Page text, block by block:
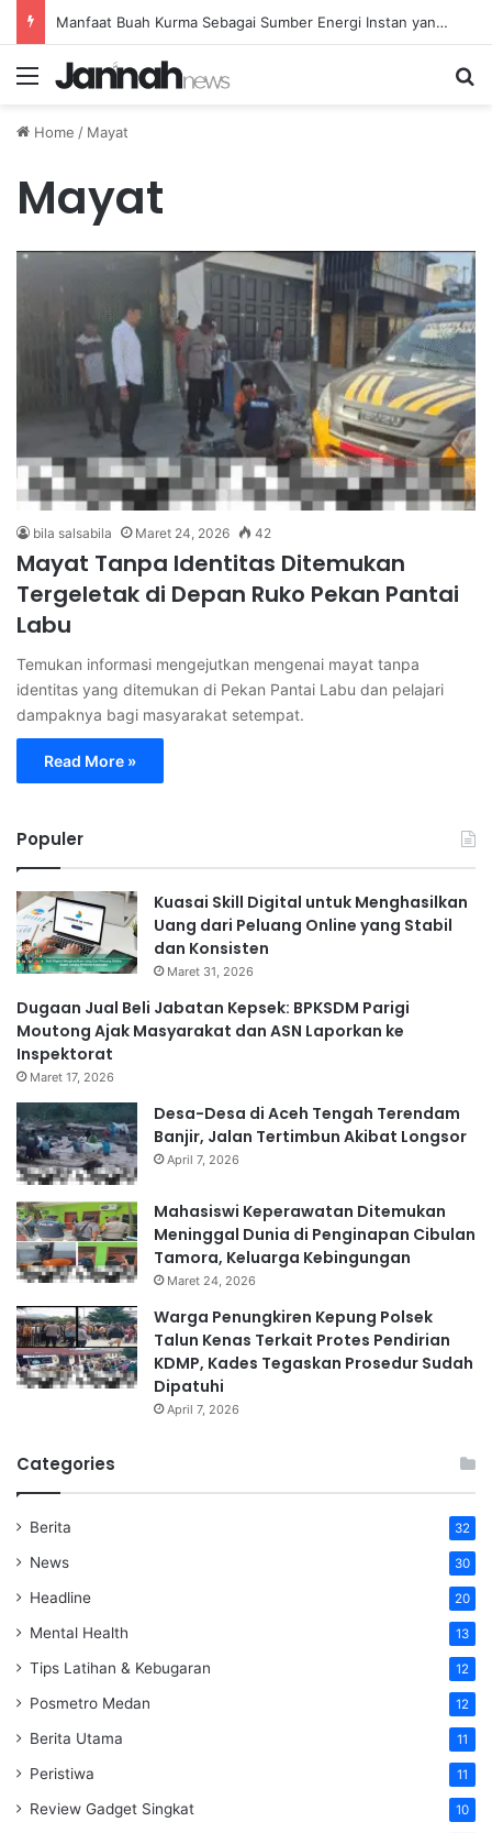
Manfaat Buah Kurma Sebagai Sumber Energi Instan yang Sehat dan Bergizi untuk Kesehatan
Menu
Home / Mayat
Mayat
bila salsabila Maret 24, 2026 42
Mayat Tanpa Identitas Ditemukan
Tergeletak di Depan Ruko Pekan Pantai
Labu
Temukan informasi mengejutkan mengenai mayat tanpa
identitas yang ditemukan di Pekan Pantai Labu dan pelajari
dampaknya bagi masyarakat setempat.
Read More »
Populer
Kuasai Skill Digital untuk Menghasilkan
Uang dari Peluang Online yang Stabil
dan Konsisten
Maret 31, 2026
Dugaan Jual Beli Jabatan Kepsek: BPKSDM Parigi
Moutong Ajak Masyarakat dan ASN Laporkan ke
Inspektorat
Maret 17, 2026
Desa-Desa di Aceh Tengah Terendam
Banjir, Jalan Tertimbun Akibat Longsor
April 7, 2026
Mahasiswi Keperawatan Ditemukan
Meninggal Dunia di Penginapan Cibulan
Tamora, Keluarga Kebingungan
Maret 24, 2026
Warga Penungkiren Kepung Polsek
Talun Kenas Terkait Protes Pendirian
KDMP, Kades Tegaskan Prosedur Sudah
Dipatuhi
April 7, 2026
Categories
Berita 32
News 30
Headline 20
Mental Health 13
Tips Latihan & Kebugaran 12
Posmetro Medan 12
Berita Utama 11
Peristiwa 11
Review Gadget Singkat 10